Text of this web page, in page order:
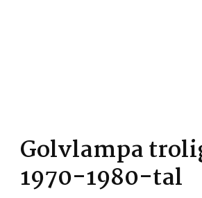
Golvlampa
1970-1980-tal